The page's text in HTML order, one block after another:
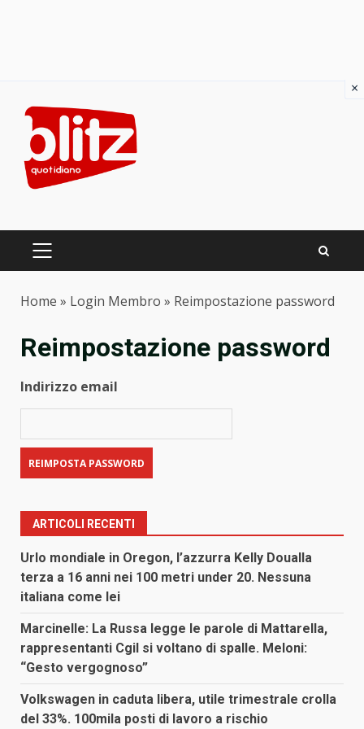
content
PRIMARY
Home » Login Membro » Reimpostazione password
Reimpostazione password
Indirizzo email
ARTICOLI RECENTI
Urlo mondiale in Oregon, l’azzurra Kelly Doualla
terza a 16 anni nei 100 metri under 20. Nessuna
italiana come lei
Marcinelle: La Russa legge le parole di Mattarella,
rappresentanti Cgil si voltano di spalle. Meloni:
“Gesto vergognoso”
Volkswagen in caduta libera, utile trimestrale crolla
del 33%. 100mila posti di lavoro a rischio
×